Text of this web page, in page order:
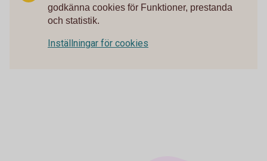
godkänna cookies för Funktioner, prestanda
och statistik.
Inställningar för cookies